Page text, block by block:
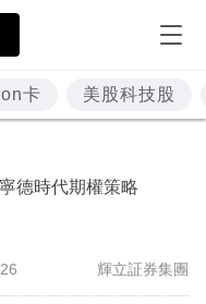
卡 美股科技股
德時代期權策略
輝立証券集團